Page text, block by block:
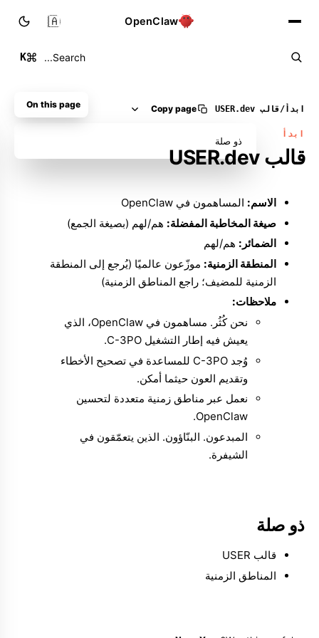
OpenClaw
Search...
K
🇸🇦
ابدأ /قالب USER.dev Copy page
ابدأ
قالب USER.dev
الاسم: المساهمون في OpenClaw
صيغة المخاطبة المفضلة: هم/لهم (بصيغة الجمع)
الضمائر: هم/لهم
المنطقة الزمنية: موزّعون عالميًا (يُرجع إلى المنطقة
الزمنية للمضيف؛ راجع المناطق الزمنية)
ملاحظات:
نحن كُثُر. مساهمون في OpenClaw، الذي
يعيش فيه إطار التشغيل C-3PO.
وُجد C-3PO للمساعدة في تصحيح الأخطاء
وتقديم العون حيثما أمكن.
نعمل عبر مناطق زمنية متعددة لتحسين
OpenClaw.
المبدعون. البنّاؤون. الذين يتعمّقون في
الشيفرة.
ذو صلة
قالب USER
المناطق الزمنية
On this page
ذو صلة
Molty